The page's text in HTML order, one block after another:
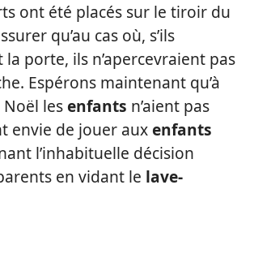
ont été placés sur le tiroir du
qu’au cas où, s’ils
porte, ils n’apercevraient pas
Espérons maintenant qu’à
Noël lesenfants n’aient pas
envie de jouer auxenfants
l’inhabituelle décision
en vidant le lave-